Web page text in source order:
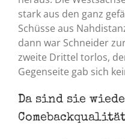
stark aus den ganz
Schüsse aus
dann war Schneider
zweite Drittel torlos,
Gegenseite gab sich
Da sind sie